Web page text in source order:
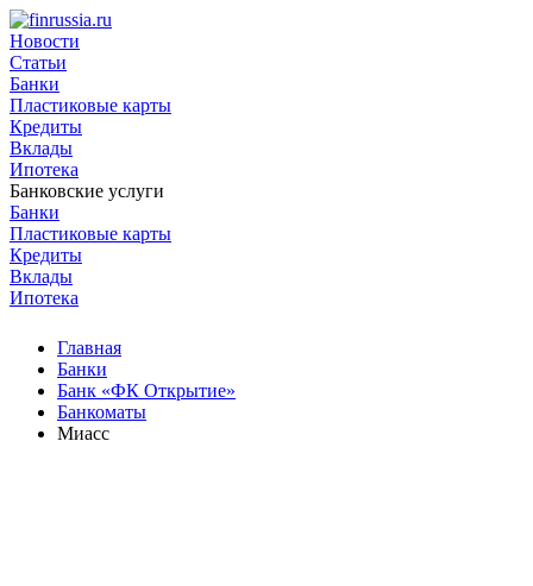
Новости
Статьи
Банки
Пластиковые карты
Кредиты
Вклады
Ипотека
Банковские услуги
Банки
Пластиковые карты
Кредиты
Вклады
Ипотека
Главная
Банки
Банк «ФК Открытие»
Банкоматы
Миасс